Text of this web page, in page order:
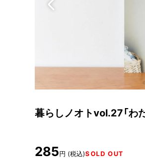
暮らしノオトvol.27「わ
285円 (税込)SOLD OUT